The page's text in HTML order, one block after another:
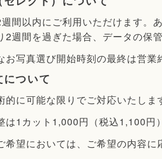
間以内にご利用いただけます。
2週間を過ぎた場合、データの保
写真選び開始時刻の最終は営業
ついて
に可能な限りでご対応いたしま
1カット1,000円（税込1,100円
望においては、ご希望の内容に